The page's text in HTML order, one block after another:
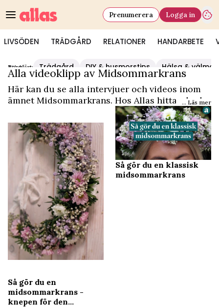
LIVSÖDEN TRÄDGÅRD RELATIONER HANDARBETE
Prenumerera Logga in
Populärt: Trädgård DIY & husmorstips Hälsa &
Video Start/Midsommarkrans
Alla videoklipp av Midsommarkrans
Här kan du se alla intervjuer och videos inom
ämnet Midsommarkrans. Hos Allas hittar du det
... Läs mer
Så gör du en
midsommarkrans -
knepen för den
Så gör du en klassisk
midsommarkrans